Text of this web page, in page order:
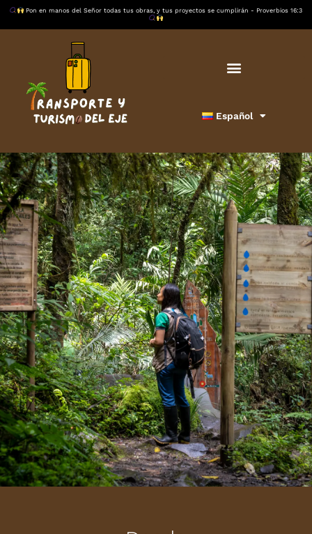
Pon en manos del Señor todas tus obras, y tus proyectos se cumplirán - Proverbios 16:3
Español
/Eje Cafetero/ PorTransporte y Turismo del Eje